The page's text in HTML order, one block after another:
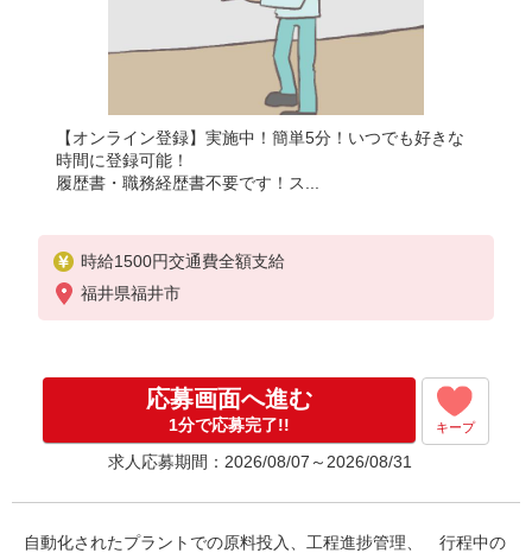
【オンライン登録】実施中！簡単5分！いつでも好きな
時間に登録可能！
履歴書・職務経歴書不要です！ス...
時給1500円交通費全額支給
福井県福井市
応募画面へ進む
1分で応募完了!! キープ
求人応募期間：2026/08/07～2026/08/31
自動化されたプラントでの原料投入、工程進捗管理、 行程中の